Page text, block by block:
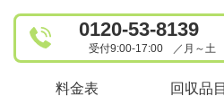
0120-53-8139
受付9:00-17:00 ／ 月～土
事業者向け
料金表 回収品目